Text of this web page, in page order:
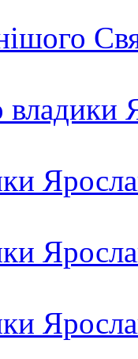
владики